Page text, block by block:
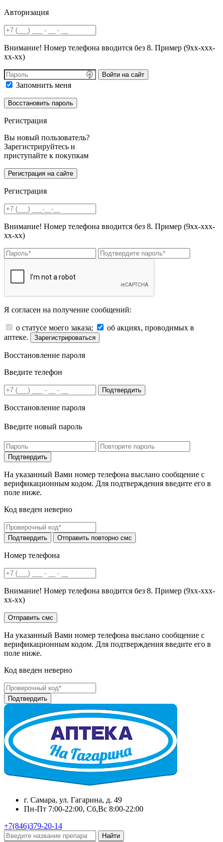
Авторизация
Внимание! Номер телефона вводится без 8. Пример (9хх-ххх-
хх-хх)
Войти на сайт
Запомнить меня
Регистрация
Вы новый пользователь?
Зарегистрируйтесь и
приступайте к покупкам
Регистрация
Внимание! Номер телефона вводится без 8. Пример (9хх-ххх-
хх-хх)
Я согласен на получение сообщений:
о статусе моего заказа;
об акциях, проводимых в
аптеке.
Зарегистрироваться
Восстановление пароля
Введите телефон
Подтвердить
Восстановление пароля
Введите новый пароль
На указанный Вами номер телефона выслано сообщение с
верификационным кодом. Для подтверждения введите его в
поле ниже.
Код введен неверно
Номер телефона
Внимание! Номер телефона вводится без 8. Пример (9хх-ххх-
хх-хх)
На указанный Вами номер телефона выслано сообщение с
верификационным кодом. Для подтверждения введите его в
поле ниже.
Код введен неверно
г. Самара, ул. Гагарина, д. 49
Пн-Пт 7:00-22:00, Сб,Вс 8:00-22:00
+7(846)379-20-14
Найти